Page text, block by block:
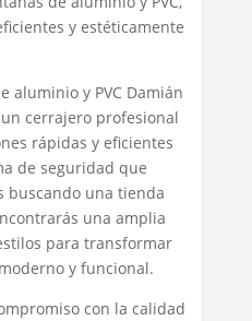
y estéticamente
aluminio y PVC Damián
cerrajero profesional
rápidas y eficientes
de seguridad que
buscando una tienda
una amplia
para transformar
y funcional.
con la calidad